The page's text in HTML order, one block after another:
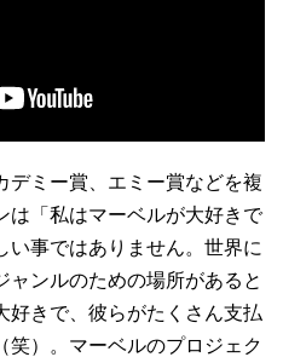
デミー賞、エミー賞などを複
は「私はマーベルが大好きで
い事ではありません。世界に
ャンルのための場所があると
好きで、彼らがたくさん支払
笑）。マーベルのプロジェク